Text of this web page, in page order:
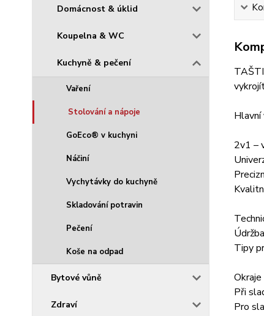
Domácnost & úklid
Koupelna & WC
Kuchyně & pečení
Vaření
Stolování a nápoje
GoEco® v kuchyni
Náčiní
Vychytávky do kuchyně
Skladování potravin
Pečení
Koše na odpad
Bytové vůně
Zdraví
Hlavní
2v1 –
Tipy
Při
Pro